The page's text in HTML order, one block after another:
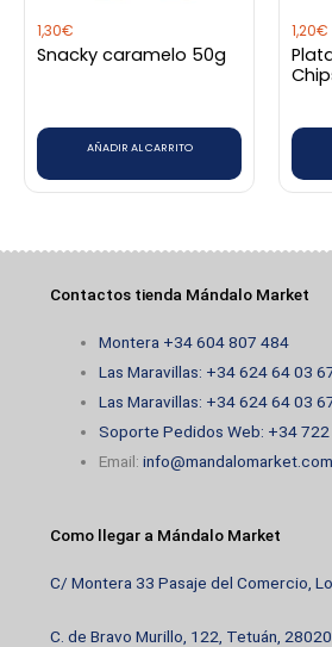
1,30€
Snacky caramelo 50g
AÑADIR AL CARRITO
1,20€
Contactos tienda Mándalo Market
Montera +34 604 807 484
Las Maravillas: +34 624 64 03
Las Maravillas: +34 624 64 03
Soporte Pedidos Web: +34
Email:info@mandalomarket.com
Como llegar a Mándalo Market
C/ Montera 33 Pasaje del Comercio,
C. de Bravo Murillo, 122, Tetuán,